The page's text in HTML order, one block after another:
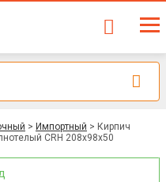
> Импортный > Кирпич
CRH 208x98x50